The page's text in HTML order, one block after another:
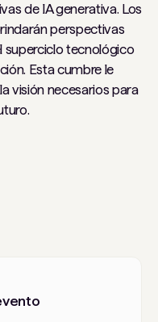
de IA generativa. Los
perspectivas
superciclo tecnológico
Esta cumbre le
visión necesarios para